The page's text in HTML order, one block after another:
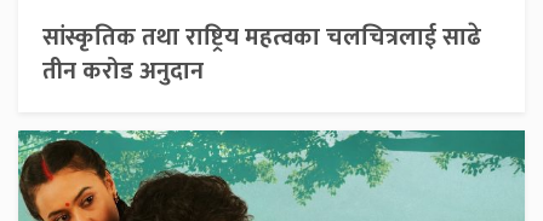
सांस्कृतिक तथा राष्ट्रिय महत्वका चलचित्रलाई साढे
तीन करोड अनुदान